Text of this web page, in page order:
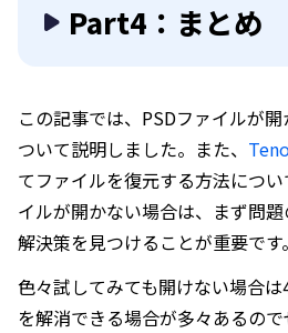
Part4：まとめ
この記事では、PSDファイルが
ついて説明しました。また、
てファイルを復元する方法につ
イルが開かない場合は、まず問
解決策を見つけることが重要です。
色々試してみても開けない場合
を解消できる場合が多々あるの